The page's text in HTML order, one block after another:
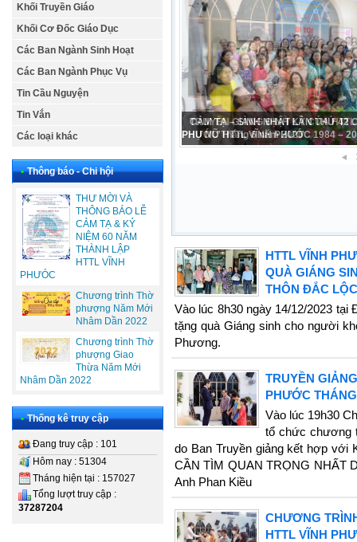
Khối Truyền Giáo
Khối Cơ Đốc Giáo Dục
Các Ban Ngành Sinh Hoạt
Các Ban Ngành Phục Vụ
Tin Cầu Nguyện
Tin Vắn
Các loại khác
• Thông báo - Chi hội
THƯ MỜI VÀ
THÔNG BÁO LỄ
CẢM TẠ & KỶ
NIỆM 60 NĂM
THÀNH LẬP
HTTL VĨNH
PHƯÓC
Chương trình Thờ
phượng Năm Mới
Nhâm Dần 2022
Chương trình Thờ
phượng Giao
Thừa Năm Mới
Nhâm Dần 2022
• Thống kê truy cập
Đang truy cập : 101
Hôm nay : 51304
Tháng hiện tại : 157027
Tổng lượt truy cập :
37287204
CẢM TẠ – SINH NHẬT LẦN THỨ 42
PHỤ NỮ HTTL VĨNH PHƯỚC 1984 –
HTTL VĨNH
QUÀ GIÁNG
THÔN ĐẮC
Vào lúc 8h30 ngày 14/12/2023
tặng quà Giáng sinh cho người
Phương.
TRUYỀN
PHƯỚC
Vào lúc 19h30
tổ chức chương
do Ban Truyền giảng kết hợp với
CẦN TÌM QUAN TRỌNG NHẤT
Anh Phan Kiều
CHƯƠNG
HTTL VĨNH